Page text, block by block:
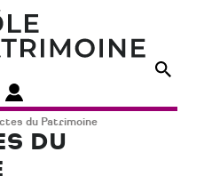
du Patrimoine
DU